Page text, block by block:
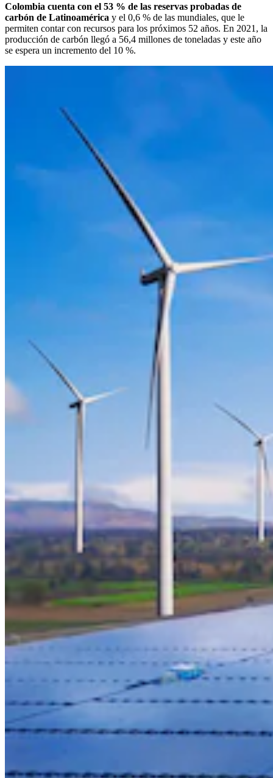
Colombia cuenta con el 53 % de las reservas probadas de
carbón de Latinoamérica y el 0,6 % de las mundiales, que le
permiten contar con recursos para los próximos 52 años. En 2021, la
producción de carbón llegó a 56,4 millones de toneladas y este año
se espera un incremento del 10 %.